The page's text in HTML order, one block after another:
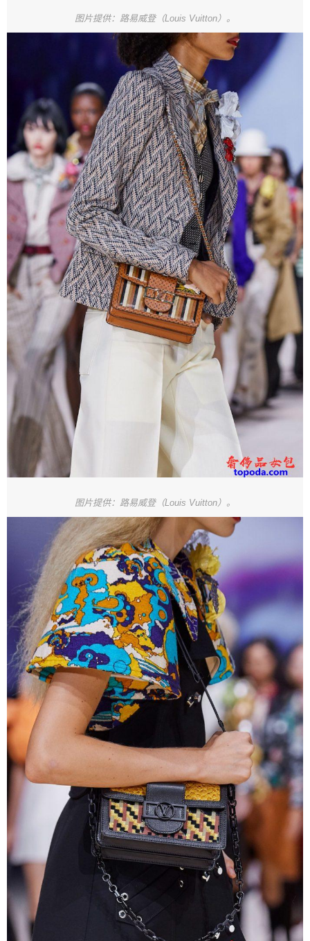
图片提供：路易威登（Louis Vuitton）。
图片提供：路易威登（Louis Vuitton）。